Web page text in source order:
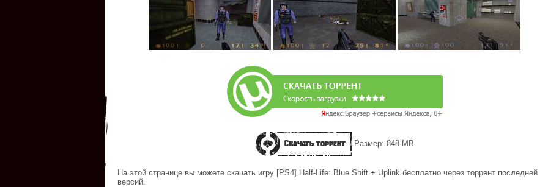
Скачать торрент Размер: 848 MB
На этой странице вы можете скачать игру [PS4] Half-Life: Blue Shift + Uplink бесплатно через торрент последней
версий.